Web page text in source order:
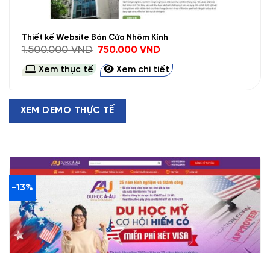
Thiết kế Website Bán Cửa Nhôm Kính
1.500.000VND
Giá
gốc
là:
1.500.000 VND.
750.000VNDGiá
tại
là:
750.000 VND.
Xem thực tế Xem chi tiết
XEM DEMO THỰC TẾ
-13%